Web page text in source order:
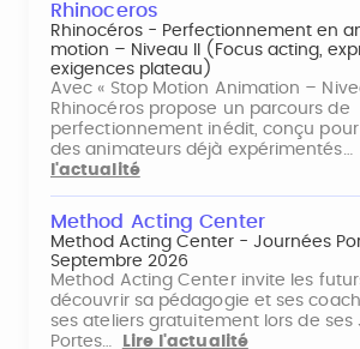
Rhinoceros
Rhinocéros - Perfectionnement en
motion – Niveau II (Focus acting,
exigences plateau)
Avec « Stop Motion Animation –
Rhinocéros propose un parcours de
perfectionnement inédit, conçu
des animateurs déjà expérimentés…
l'actualité
Method Acting Center
Method Acting Center - Journées
Septembre 2026
Method Acting Center invite les
découvrir sa pédagogie et ses
ses ateliers gratuitement lors de ses
Portes…
Lire l'actualité